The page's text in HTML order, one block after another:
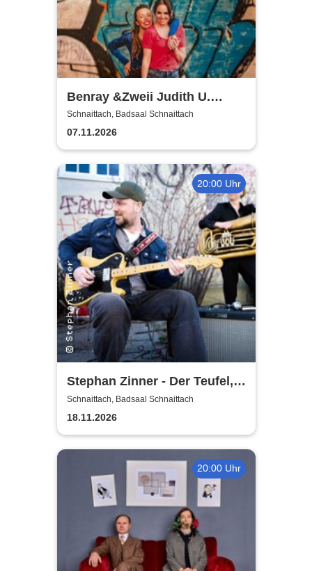
Benray &Zweii Judith U.
Miriam Geissler | Tradition,
Schlager und Pop
Schnaittach, Badsaal Schnaittach
07.11.2026
20:00 Uhr
Stephan Zinner - Der Teufel,
das Mädchen, der Blues und
ich
Schnaittach, Badsaal Schnaittach
18.11.2026
20:00 Uhr